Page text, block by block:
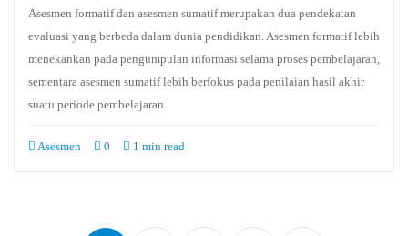
Asesmen formatif dan asesmen sumatif merupakan dua pendekatan
evaluasi yang berbeda dalam dunia pendidikan. Asesmen formatif lebih
menekankan pada pengumpulan informasi selama proses pembelajaran,
sementara asesmen sumatif lebih berfokus pada penilaian hasil akhir
suatu periode pembelajaran.
Asesmen 0 1 min read